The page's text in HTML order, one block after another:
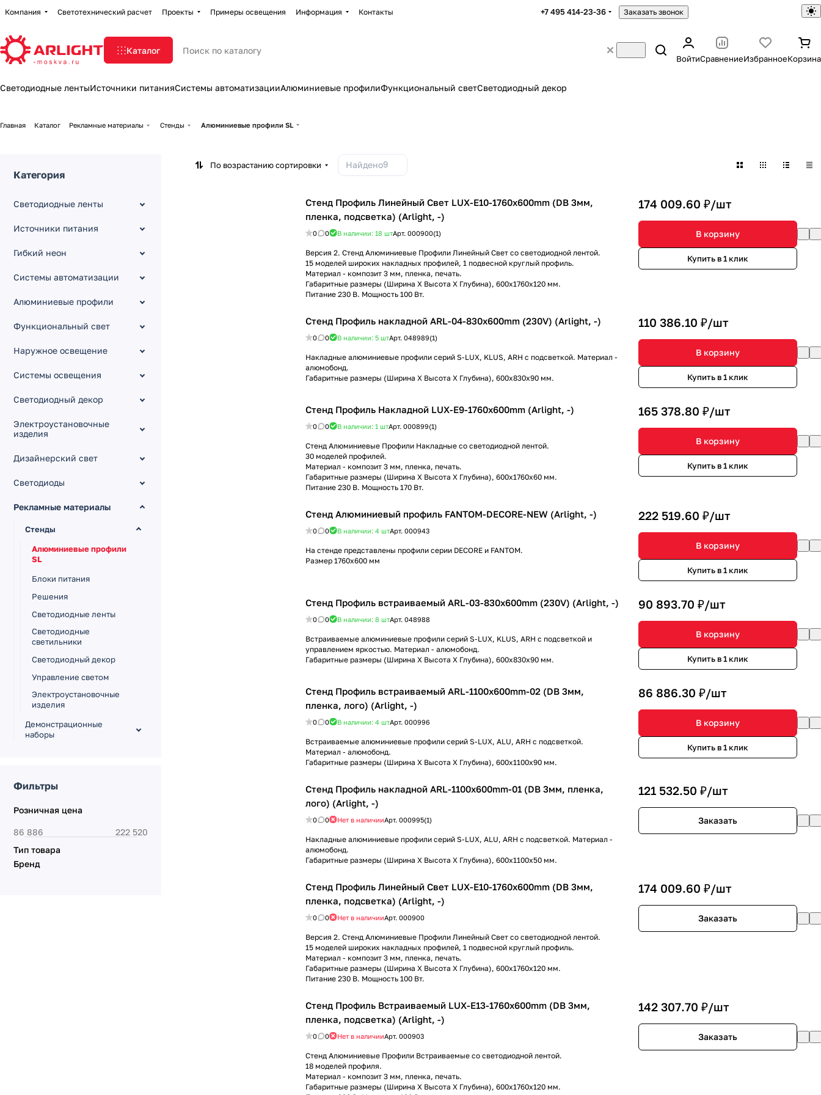
Компания Светотехнический расчет Проекты Примеры освещения Информация Контакты +7 495 414-23-36 Заказать звонок
Каталог
ВойтиСравнениеИзбранноеКорзина
Светодиодные лентыИсточники питанияСистемы автоматизацииАлюминиевые профилиФункциональный светСветодиодный декор
Главная Каталог Рекламные материалы Стенды Алюминиевые профили SL
По возрастанию сортировки Найдено9
Стенд Профиль Линейный Свет LUX-E10-1760x600mm (DB 3мм,
пленка, подсветка) (Arlight, -)
0 0 В наличии: 18 штАрт. 000900(1)
Версия 2. Стенд Алюминиевые Профили Линейный Свет со светодиодной лентой.
15 моделей широких накладных профилей, 1 подвесной круглый профиль.
Материал - композит 3 мм, пленка, печать.
Габаритные размеры (Ширина Х Высота Х Глубина), 600х1760х120 мм.
Питание 230 В. Мощность 100 Вт.
174 009.60 ₽/шт
В корзину
Купить в 1 клик
Стенд Профиль накладной ARL-04-830x600mm (230V) (Arlight, -)
0 0 В наличии: 5 штАрт. 048989(1)
Накладные алюминиевые профили серий S-LUX, KLUS, ARH с подсветкой. Материал -
алюмобонд.
Габаритные размеры (Ширина Х Высота Х Глубина), 600х830х90 мм.
110 386.10 ₽/шт
В корзину
Купить в 1 клик
Стенд Профиль Накладной LUX-E9-1760x600mm (Arlight, -)
0 0 В наличии: 1 штАрт. 000899(1)
Стенд Алюминиевые Профили Накладные со светодиодной лентой.
30 моделей профилей.
Материал - композит 3 мм, пленка, печать.
Габаритные размеры (Ширина Х Высота Х Глубина), 600х1760х60 мм.
Питание 230 В. Мощность 170 Вт.
165 378.80 ₽/шт
В корзину
Купить в 1 клик
Стенд Алюминиевый профиль FANTOM-DECORE-NEW (Arlight, -)
0 0 В наличии: 4 штАрт. 000943
На стенде представлены профили серии DECORE и FANTOM.
Размер 1760х600 мм
222 519.60 ₽/шт
В корзину
Купить в 1 клик
Стенд Профиль встраиваемый ARL-03-830x600mm (230V) (Arlight, -)
0 0 В наличии: 8 штАрт. 048988
Встраиваемые алюминиевые профили серий S-LUX, KLUS, ARH с подсветкой и
управлением яркостью. Материал - алюмобонд.
Габаритные размеры (Ширина Х Высота Х Глубина), 600х830х90 мм.
90 893.70 ₽/шт
В корзину
Купить в 1 клик
Стенд Профиль встраиваемый ARL-1100x600mm-02 (DB 3мм,
пленка, лого) (Arlight, -)
0 0 В наличии: 4 штАрт. 000996
Встраиваемые алюминиевые профили серий S-LUX, ALU, ARH с подсветкой.
Материал - алюмобонд.
Габаритные размеры (Ширина Х Высота Х Глубина), 600х1100х90 мм.
86 886.30 ₽/шт
В корзину
Купить в 1 клик
Стенд Профиль накладной ARL-1100x600mm-01 (DB 3мм, пленка,
лого) (Arlight, -)
0 0 Нет в наличииАрт. 000995(1)
Накладные алюминиевые профили серий S-LUX, ALU, ARH с подсветкой. Материал -
алюмобонд.
Габаритные размеры (Ширина Х Высота Х Глубина), 600х1100х50 мм.
121 532.50 ₽/шт
Заказать
Стенд Профиль Линейный Свет LUX-E10-1760x600mm (DB 3мм,
пленка, подсветка) (Arlight, -)
0 0 Нет в наличииАрт. 000900
Версия 2. Стенд Алюминиевые Профили Линейный Свет со светодиодной лентой.
15 моделей широких накладных профилей, 1 подвесной круглый профиль.
Материал - композит 3 мм, пленка, печать.
Габаритные размеры (Ширина Х Высота Х Глубина), 600х1760х120 мм.
Питание 230 В. Мощность 100 Вт.
174 009.60 ₽/шт
Заказать
Стенд Профиль Встраиваемый LUX-E13-1760x600mm (DB 3мм,
пленка, подсветка) (Arlight, -)
0 0 Нет в наличииАрт. 000903
Стенд Алюминиевые Профили Встраиваемые со светодиодной лентой.
18 моделей профиля.
Материал - композит 3 мм, пленка, печать.
Габаритные размеры (Ширина Х Высота Х Глубина), 600х1760х120 мм.
142 307.70 ₽/шт
Заказать
Категория
Светодиодные ленты
Источники питания
Гибкий неон
Системы автоматизации
Алюминиевые профили
Функциональный свет
Наружное освещение
Системы освещения
Светодиодный декор
Электроустановочные
изделия
Дизайнерский свет
Светодиоды
Рекламные материалы
Стенды
Алюминиевые профили
SL
Блоки питания
Решения
Светодиодные ленты
Светодиодные
светильники
Светодиодный декор
Управление светом
Электроустановочные
изделия
Демонстрационные
наборы
Оформление магазина
Фильтры
Розничная цена
Тип товара
Бренд